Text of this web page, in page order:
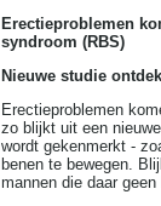
Erectieproblemen
syndroom (RBS)
Nieuwe studie
Erectieproblemen
zo blijkt uit een
wordt gekenmerkt -
benen te bewegen.
mannen die daar